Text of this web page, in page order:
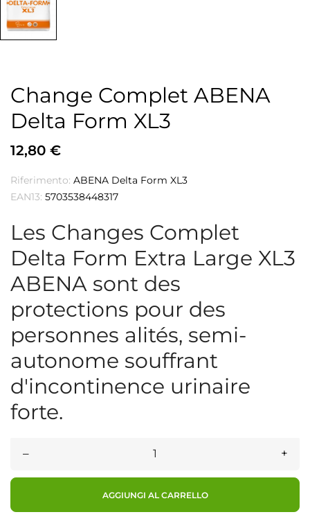
Change Complet ABENA
Delta Form XL3
12,80 €
Riferimento: ABENA Delta Form XL3
EAN13: 5703538448317
Les Changes Complet
Delta Form Extra Large XL3
ABENA sont des
protections pour des
personnes alités, semi-
autonome souffrant
d'incontinence urinaire
forte.
– +
AGGIUNGI AL CARRELLO